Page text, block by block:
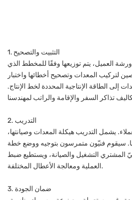
1. التثبيت والتصحيح
العميل، يتم توزيعها وفقًا للمخطط الذي
لتركيب المعدات وتصحيح أخطائها واختبار
إلى الطاقة الإنتاجية المحددة لخط الإنتاج.
2. التدريب
يشمل التدريب هيكلة المعدات وصيانتها،
سيقوم فنيّون متمرسون بتوجيه ووضع خطة
المشتري التشغيل والصيانة، ويستطيع ضبط
العملية ومعالجة الأعطال المختلفة.
3. ضمان الجودة